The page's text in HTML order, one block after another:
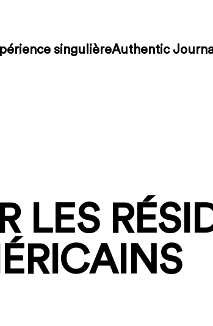
singulièreAuthentic
LES